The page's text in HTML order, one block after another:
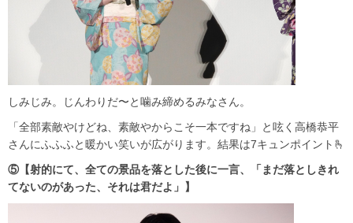
しみじみ。じんわりだ〜と噛み締めるみなさん。
「全部素敵やけどね、素敵やからこそ一本ですね」と呟く高橋恭平
さんにふふふと暖かい笑いが広がります。結果は7キュンポイント🫰
⑤【射的にて、全ての景品を落とした後に一言、「まだ落としきれ
てないのがあった、それは君だよ」】